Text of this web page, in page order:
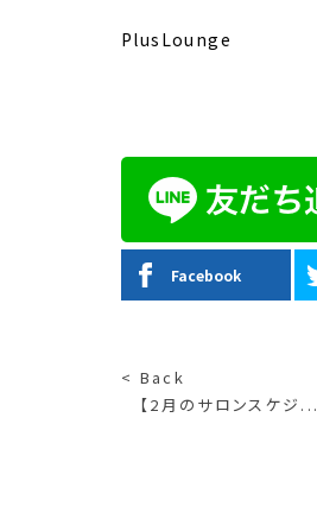
PlusLounge
Facebook
< Back
【2月のサロンスケジ...